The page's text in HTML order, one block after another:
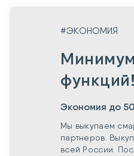
#ЭКОНОМИЯ
функций!
Экономия до
Мы выкупаем
партнеров.
всей России.